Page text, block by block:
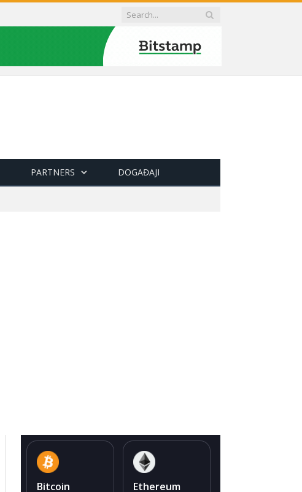
PARTNERS DOGAĐAJI
Bitcoin Ethereum